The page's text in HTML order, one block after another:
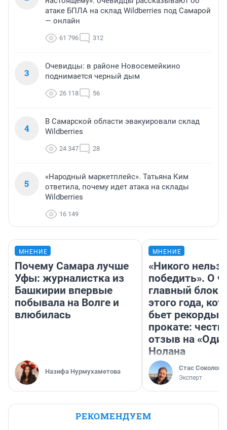
атаке БПЛА на склад Wildberries под Самарой
— онлайн
61 796 312
3
Очевидцы: в районе Новосемейкино
поднимается черный дым
26 118 56
4
В Самарской области эвакуировали склад
Wildberries
24 347 28
5
«Народный маркетплейс». Татьяна Ким
ответила, почему идет атака на склады
Wildberries
16 149
МНЕНИЕ
Почему Самара лучше
Уфы: журналистка из
Башкирии впервые
побывала на Волге и
влюбилась
Назифа Нурмухаметова
МНЕНИЕ
«Никого нельзя
победить». О
главный
этого года,
бьет рекорды в
прокате:
отзыв на
Нолана
Стас Соколов
Эксперт
РЕКОМЕНДУЕМ